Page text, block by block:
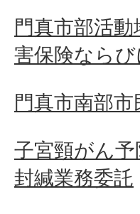
門真市部活
害保険なら
門真市南部
子宮頸がん
封緘業務委託